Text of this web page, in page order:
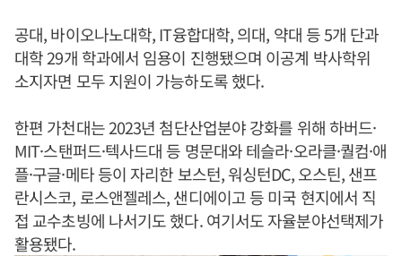
공대, 바이오나노대학, IT융합대학, 의대, 약대 등 5개 단과
대학 29개 학과에서 임용이 진행됐으며 이공계 박사학위
소지자면 모두 지원이 가능하도록 했다.
한편 가천대는 2023년 첨단산업분야 강화를 위해 하버드·
MIT·스탠퍼드·텍사드대 등 명문대와 테슬라·오라클·퀄컴·애
플·구글·메타 등이 자리한 보스턴, 워싱턴DC, 오스틴, 샌프
란시스코, 로스앤젤레스, 샌디에이고 등 미국 현지에서 직
접 교수초빙에 나서기도 했다. 여기서도 자율분야선택제가
활용됐다.